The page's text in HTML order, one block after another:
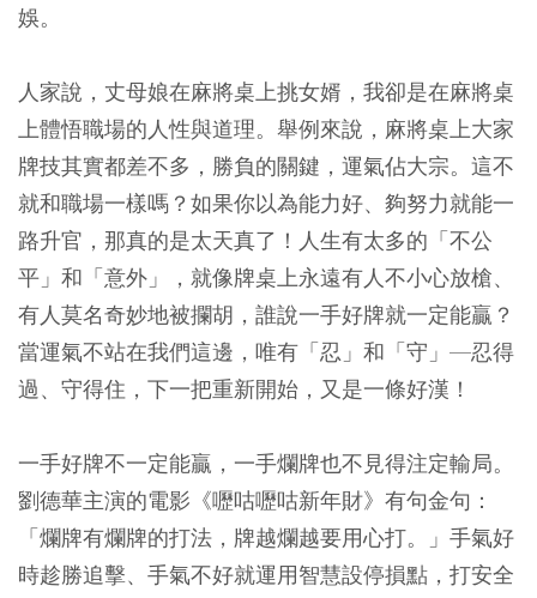
娛。
人家說，丈母娘在麻將桌上挑女婿，我卻是在麻將桌
上體悟職場的人性與道理。舉例來說，麻將桌上大家
牌技其實都差不多，勝負的關鍵，運氣佔大宗。這不
就和職場一樣嗎？如果你以為能力好、夠努力就能一
路升官，那真的是太天真了！人生有太多的「不公
平」和「意外」，就像牌桌上永遠有人不小心放槍、
有人莫名奇妙地被攔胡，誰說一手好牌就一定能贏？
當運氣不站在我們這邊，唯有「忍」和「守」—忍得
過、守得住，下一把重新開始，又是一條好漢！
一手好牌不一定能贏，一手爛牌也不見得注定輸局。
劉德華主演的電影《嚦咕嚦咕新年財》有句金句：
「爛牌有爛牌的打法，牌越爛越要用心打。」手氣好
時趁勝追擊、手氣不好就運用智慧設停損點，打安全